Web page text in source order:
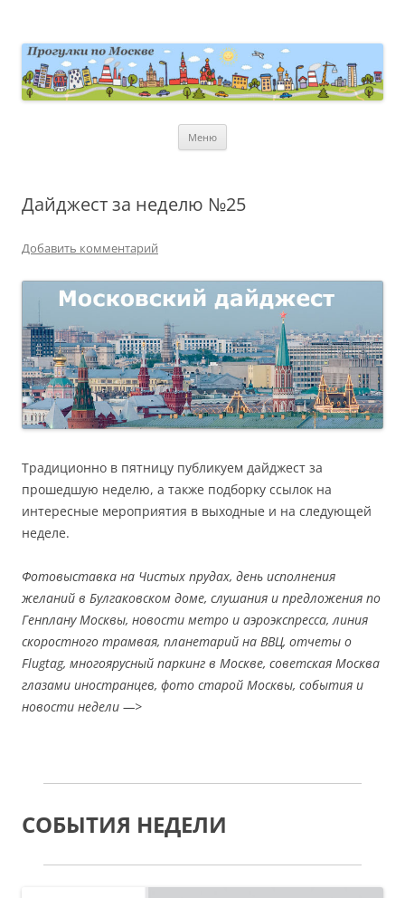
Меню
Дайджест за неделю №25
Добавить комментарий
Традиционно в пятницу публикуем дайджест за
прошедшую неделю, а также подборку ссылок на
интересные мероприятия в выходные и на следующей
неделе.
Фотовыставка на Чистых прудах, день исполнения
желаний в Булгаковском доме, слушания и предложения по
Генплану Москвы, новости метро и аэроэкспресса, линия
скоростного трамвая, планетарий на ВВЦ, отчеты о
Flugtag, многоярусный паркинг в Москве, советская Москва
глазами иностранцев, фото старой Москвы, события и
новости недели —>
СОБЫТИЯ НЕДЕЛИ